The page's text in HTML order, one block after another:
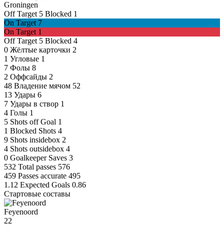
Groningen
Off Target 5 Blocked 1
On Target 7
On Target 1
Off Target 5 Blocked 4
0 Жёлтые карточки 2
1 Угловые 1
7 Фолы 8
2 Оффсайды 2
48 Владение мячом 52
13 Удары 6
7 Удары в створ 1
4 Голы 1
5 Shots off Goal 1
1 Blocked Shots 4
9 Shots insidebox 2
4 Shots outsidebox 4
0 Goalkeeper Saves 3
532 Total passes 576
459 Passes accurate 495
1.12 Expected Goals 0.86
Стартовые составы
Feyenoord
22